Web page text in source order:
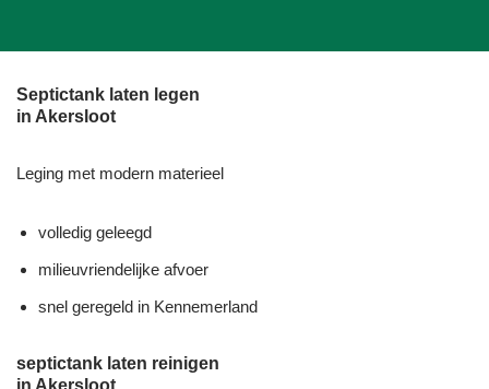
Septictank laten legen
in Akersloot
Leging met modern materieel
volledig geleegd
milieuvriendelijke afvoer
snel geregeld in Kennemerland
septictank laten reinigen
in Akersloot